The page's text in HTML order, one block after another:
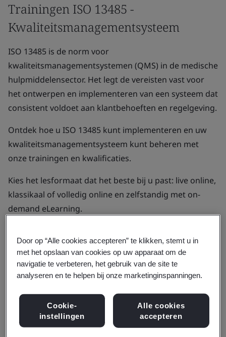
Trainingen ISO 13485 -
Kwaliteitsmanagementsysteem
ISO 13485 is de norm voor
kwaliteitsmanagementsystemen (QMS) in de medische
hulpmiddelensector. Het legt de vereisten vast voor
het ontwerpen en implementeren van een systeem dat
consistent voldoet aan klantbehoeften en regelgeving.
Ontdek hoe u ISO 13485 kunt implementeren en uw
kwaliteitsmanagementsysteem kunt beheren met
onze trainingen en kwalificaties.
Kies het lesformaat dat het beste bij u past: live online,
klassikaal of volledig online en zelfstandig met on-
demand eLearning.
Bekijk trainingen
Brochure downloaden
Onze top trainingen
Onze beste ISO 13485-trainingen
Door op “Alle cookies accepteren” te klikken, stemt u in
met het opslaan van cookies op uw apparaat om de
navigatie te verbeteren, het gebruik van de site te
analyseren en te helpen bij onze marketinginspanningen.
Cookie-
instellingen
Alle cookies
accepteren